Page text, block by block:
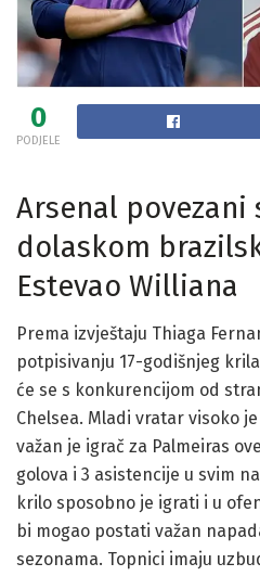
0
PODJELE
Arsenal
dolaskom
Estevao Williana
Prema izvještaju Thiaga
potpisivanju 17-godišnjeg
će se s konkurencijom od
Chelsea. Mladi vratar visoko
važan je igrač za Palmeiras
golova i 3 asistencije u svim
krilo sposobno je igrati i u
bi mogao postati važan
sezonama. Topnici imaju